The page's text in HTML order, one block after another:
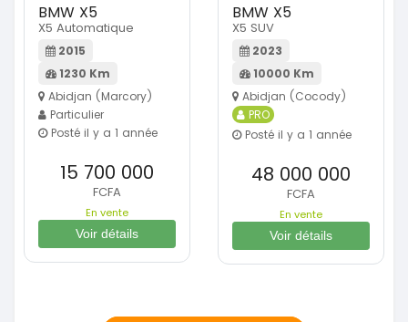
BMW X5
X5 Automatique
2015
1230 Km
Abidjan (Marcory)
Particulier
Posté il y a 1 année
15 700 000
FCFA
En vente
Voir détails
BMW X5
X5 SUV
2023
10000 Km
Abidjan (Cocody)
PRO
Posté il y a 1 année
48 000 000
FCFA
En vente
Voir détails